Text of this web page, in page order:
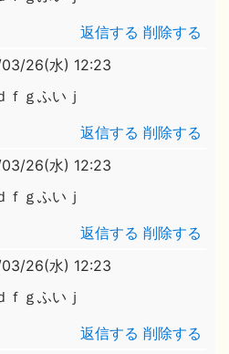
返信する 削除する
26(水) 12:23
ｆｇふいｊ
返信する 削除する
26(水) 12:23
ｆｇふいｊ
返信する 削除する
26(水) 12:23
ｆｇふいｊ
返信する 削除する